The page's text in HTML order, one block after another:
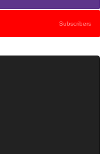
Subscribers